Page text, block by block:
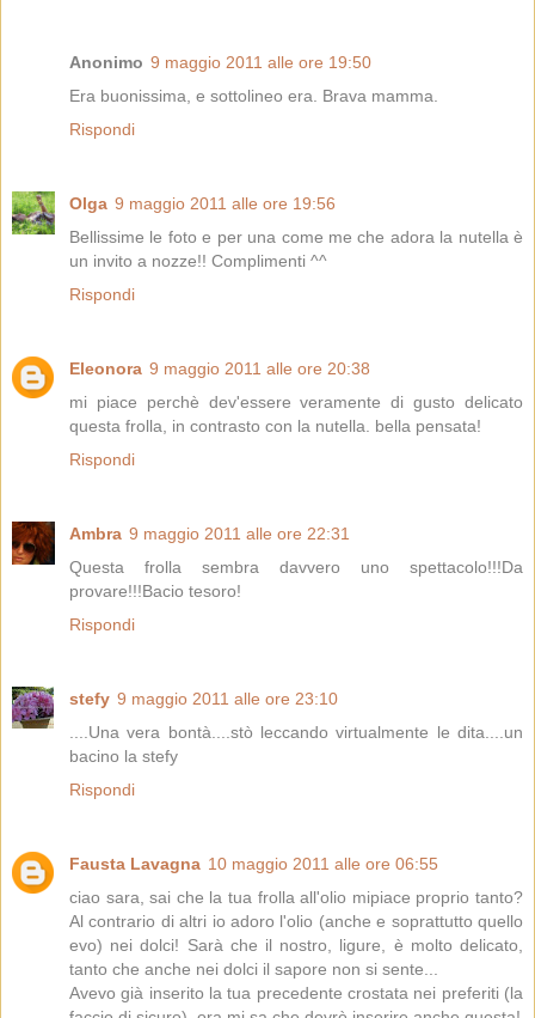
Anonimo 9 maggio 2011 alle ore 19:50
Era buonissima, e sottolineo era. Brava mamma.
Rispondi
Olga 9 maggio 2011 alle ore 19:56
Bellissime le foto e per una come me che adora la nutella è
un invito a nozze!! Complimenti ^^
Rispondi
Eleonora 9 maggio 2011 alle ore 20:38
mi piace perchè dev'essere veramente di gusto delicato
questa frolla, in contrasto con la nutella. bella pensata!
Rispondi
Ambra 9 maggio 2011 alle ore 22:31
Questa frolla sembra davvero uno spettacolo!!!Da
provare!!!Bacio tesoro!
Rispondi
stefy 9 maggio 2011 alle ore 23:10
....Una vera bontà....stò leccando virtualmente le dita....un
bacino la stefy
Rispondi
Fausta Lavagna 10 maggio 2011 alle ore 06:55
ciao sara, sai che la tua frolla all'olio mipiace proprio tanto?
Al contrario di altri io adoro l'olio (anche e soprattutto quello
evo) nei dolci! Sarà che il nostro, ligure, è molto delicato,
tanto che anche nei dolci il sapore non si sente...
Avevo già inserito la tua precedente crostata nei preferiti (la